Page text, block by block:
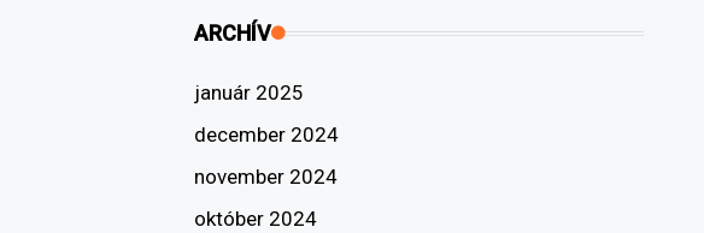
ARCHÍV
január 2025
december 2024
november 2024
október 2024